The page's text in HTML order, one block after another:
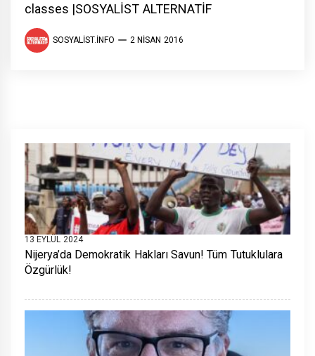
classes |SOSYALİST ALTERNATİF
SOSYALIST.INFO 2 NISAN 2016
13 EYLÜL 2024
Nijerya’da Demokratik Hakları Savun! Tüm Tutuklulara
Özgürlük!